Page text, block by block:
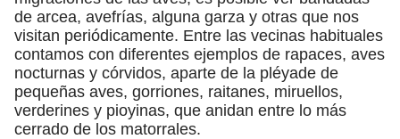
de arcea, avefrías, alguna garza y otras que nos
visitan periódicamente. Entre las vecinas habituales
contamos con diferentes ejemplos de rapaces, aves
nocturnas y córvidos, aparte de la pléyade de
pequeñas aves, gorriones, raitanes, miruellos,
verderines y pioyinas, que anidan entre lo más
cerrado de los matorrales.